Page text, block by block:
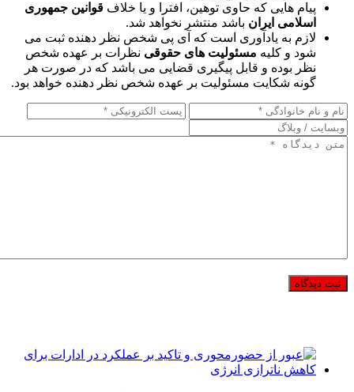
پیام هایی که حاوی توهین، افترا و یا خلاف قوانین جمهوری
اسلامی ایران باشد منتشر نخواهد شد.
لازم به یادآوری است که آی پی شخص نظر دهنده ثبت می
شود و کلیه مسئولیت های حقوقی نظرات بر عهده شخص
نظر بوده و قابل پیگیری قضایی می باشد که در صورت هر
گونه شکایت مسئولیت بر عهده شخص نظر دهنده خواهد بود.